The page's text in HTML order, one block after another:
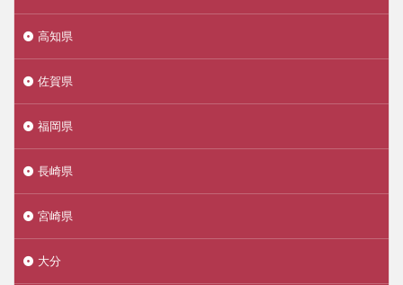
高知県
佐賀県
福岡県
長崎県
宮崎県
大分